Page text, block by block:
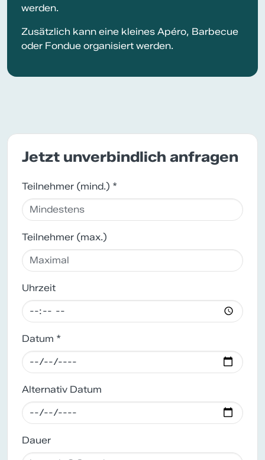
werden.
Zusätzlich kann eine kleines Apéro, Barbecue
oder Fondue organisiert werden.
Jetzt unverbindlich anfragen
Teilnehmer (mind.) *
Teilnehmer (max.)
Uhrzeit
Datum *
Alternativ Datum
Dauer